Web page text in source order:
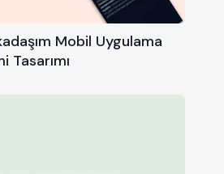
Mobil Uygulama
Tasarımı